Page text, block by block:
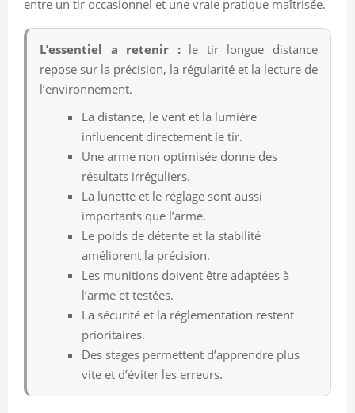
entre un tir occasionnel et une vraie pratique maîtrisée.
L’essentiel a retenir :le tir longue distance
repose sur la précision, la régularité et la lecture de
l’environnement.
La distance, le vent et la lumière
influencent directement le tir.
Une arme non optimisée donne des
résultats irréguliers.
La lunette et le réglage sont aussi
importants que l’arme.
Le poids de détente et la stabilité
améliorent la précision.
Les munitions doivent être adaptées à
l’arme et testées.
La sécurité et la réglementation restent
prioritaires.
Des stages permettent d’apprendre plus
vite et d’éviter les erreurs.